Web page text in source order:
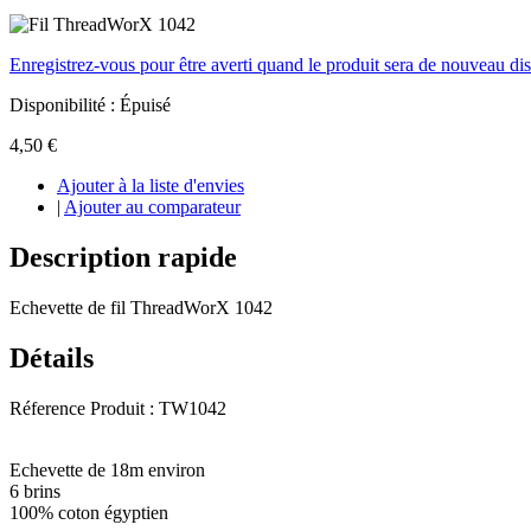
Enregistrez-vous pour être averti quand le produit sera de nouveau
Disponibilité : Épuisé
4,50 €
Ajouter à la liste d'envies
| Ajouter au comparateur
Description rapide
Echevette de fil ThreadWorX 1042
Détails
Réference Produit : TW1042
Echevette de 18m environ
6 brins
100% coton égyptien